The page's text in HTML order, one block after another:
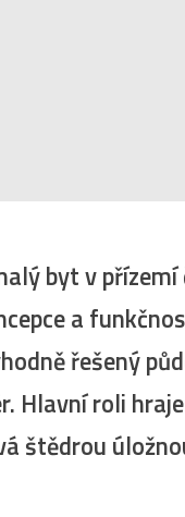
byt v
a
řešený
Hlavní roli
štědrou